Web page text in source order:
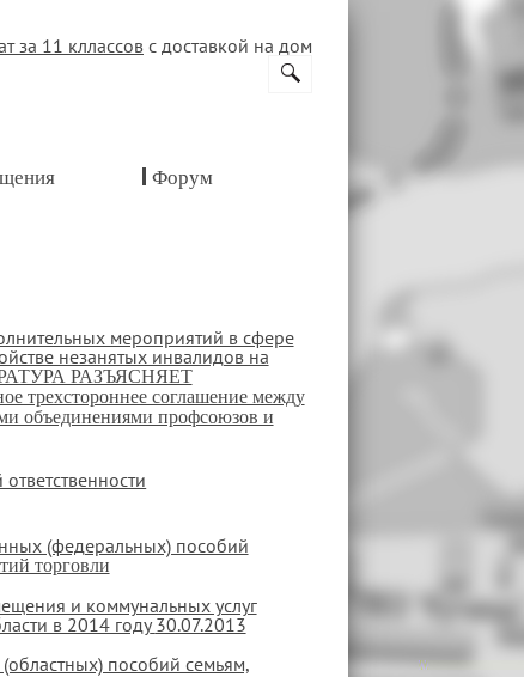
за 11 кллассов с доставкой на дом
Форум
мероприятий в сфере
незанятых инвалидов на
РАЗЪЯСНЯЕТ
трехстороннее соглашение между
объединениями профсоюзов и
(федеральных) пособий
торговли
и коммунальных услуг
в 2014 году 30.07.2013
пособий семьям,